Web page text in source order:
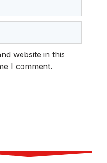
website in this
I comment.